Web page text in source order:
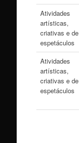
Atividades
artísticas,
criativas e de
espetáculos
Atividades
artísticas,
criativas e de
espetáculos